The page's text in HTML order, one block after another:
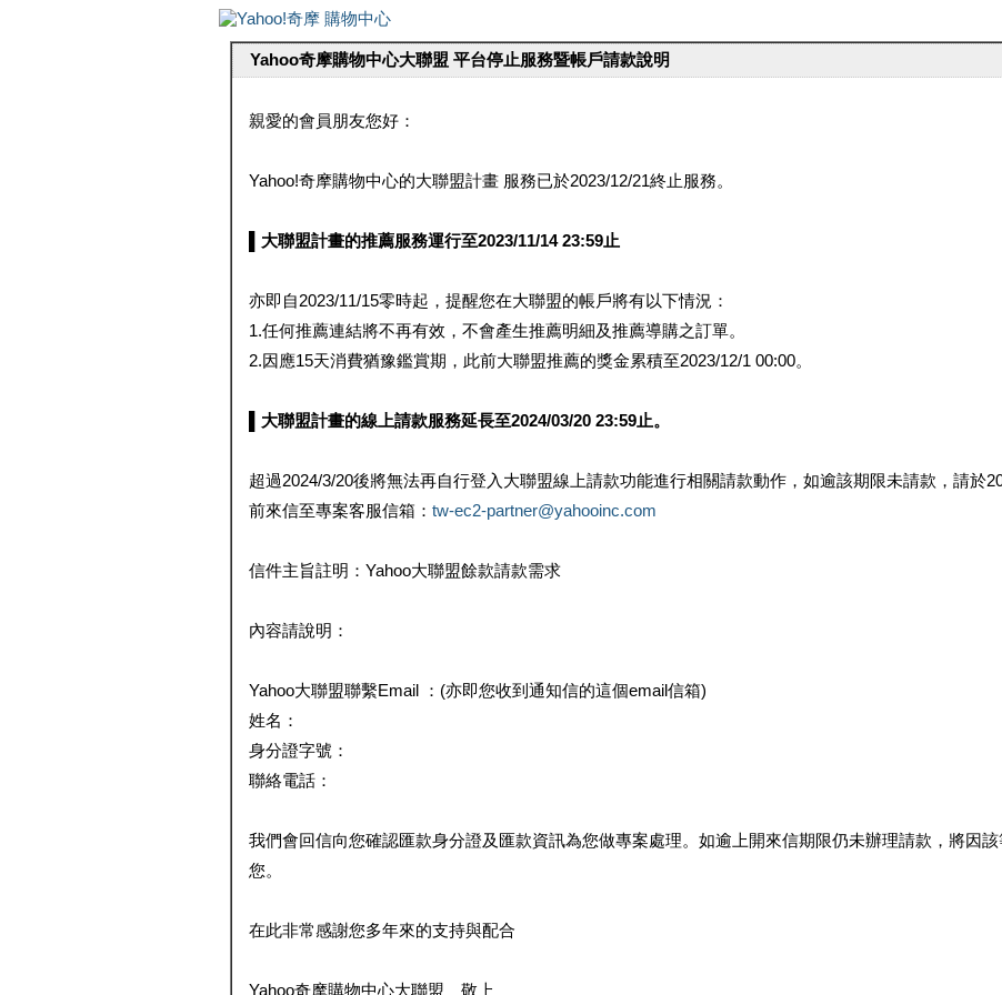
Yahoo奇摩購物中心大聯盟 平台停止服務暨帳戶請款說明
親愛的會員朋友您好：
Yahoo!奇摩購物中心的大聯盟計畫 服務已於2023/12/21終止服務。
▌大聯盟計畫的推薦服務運行至2023/11/14 23:59止
亦即自2023/11/15零時起，提醒您在大聯盟的帳戶將有以下情況：
1.任何推薦連結將不再有效，不會產生推薦明細及推薦導購之訂單。
2.因應15天消費猶豫鑑賞期，此前大聯盟推薦的獎金累積至2023/12/1 00:00。
▌大聯盟計畫的線上請款服務延長至2024/03/20 23:59止。
超過2024/3/20後將無法再自行登入大聯盟線上請款功能進行相關請款動作，如逾該期限未請款，請於
前來信至專案客服信箱： tw-ec2-partner@yahooinc.com
信件主旨註明：Yahoo大聯盟餘款請款需求
內容請說明：
Yahoo大聯盟聯繫Email ：(亦即您收到通知信的這個email信箱)
姓名：
身分證字號：
聯絡電話：
我們會回信向您確認匯款身分證及匯款資訊為您做專案處理。如逾上開來信期限仍未辦理請款，將因
您。
在此非常感謝您多年來的支持與配合
Yahoo奇摩購物中心大聯盟 敬上